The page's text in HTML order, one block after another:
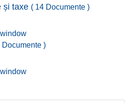
și taxe ( 14 Documente )
Documente )